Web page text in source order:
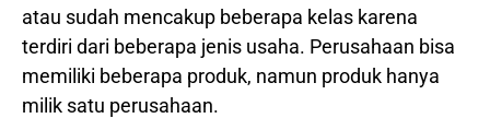
atau sudah mencakup beberapa kelas karena
terdiri dari beberapa jenis usaha. Perusahaan bisa
memiliki beberapa produk, namun produk hanya
milik satu perusahaan.